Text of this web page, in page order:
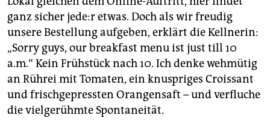
ganz sicher je­de:r etwas. Doch als wir freudig
unsere Bestellung aufgeben, erklärt die Kellnerin:
„Sorry guys, our breakfast menu ist just till 10
a.m.“ Kein Frühstück nach 10. Ich denke wehmütig
an Rührei mit Tomaten, ein knuspriges Croissant
und frischgepressten Orangensaft – und verfluche
die vielgerühmte Spontaneität.